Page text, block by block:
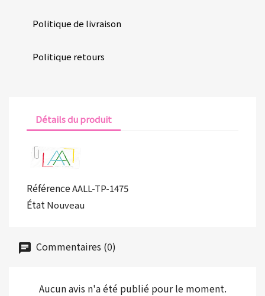
Politique de livraison
Politique retours
Détails du produit
RéférenceAALL-TP-1475
ÉtatNouveau
Commentaires (0)
Aucun avis n'a été publié pour le moment.